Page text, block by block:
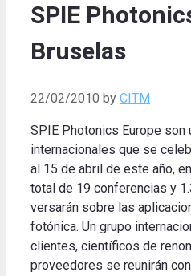
SPIE
Bruselas
22/02/2010 by CITM
SPIE Photonics Europe son
internacionales que se
al 15 de abril de este año,
total de 19 conferencias y
versarán sobre las
fotónica. Un grupo
clientes, científicos de
proveedores se reunirán